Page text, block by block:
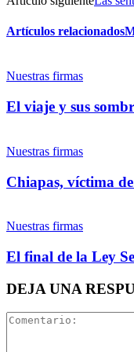
Artículos relacionados
Nuestras firmas
El viaje y sus
Nuestras firmas
Chiapas, víctima
Nuestras firmas
El final de la Ley
DEJA UNA